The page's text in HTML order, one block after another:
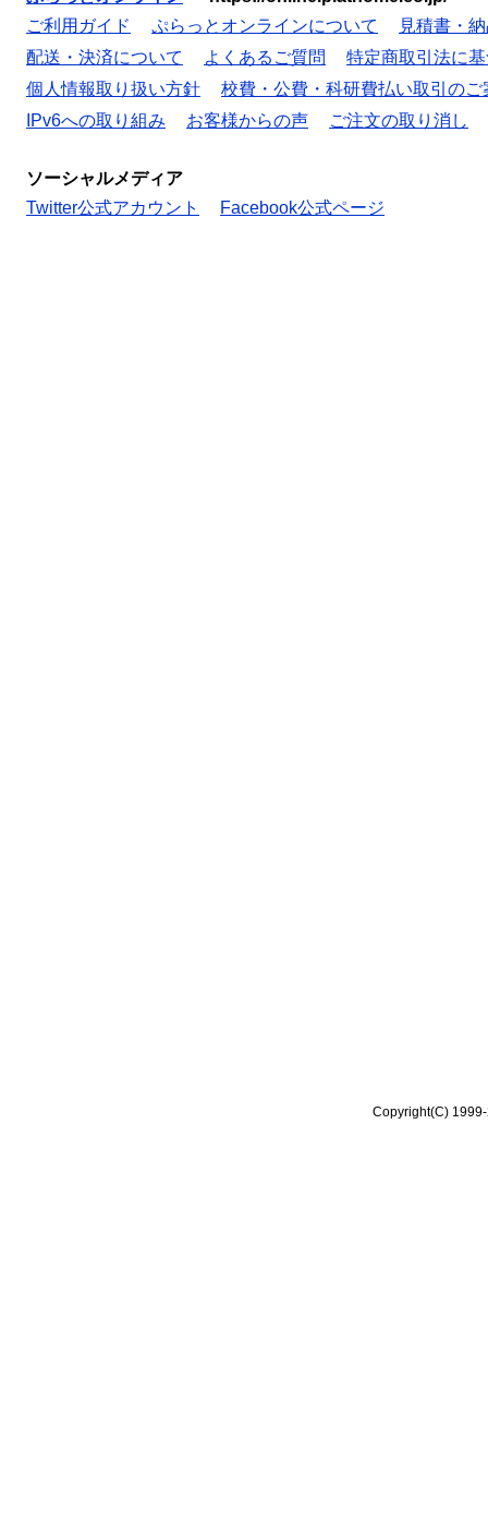
ご利用ガイド
ぷらっとオンラインについて
見積書・
配送・決済について
よくあるご質問
特定商取引法に
個人情報取り扱い方針
校費・公費・科研費払い取引のご
IPv6への取り組み
お客様からの声 ご注文の取り消し
ソーシャルメディア
Twitter公式アカウント
Facebook公式ページ
Copyright(C)